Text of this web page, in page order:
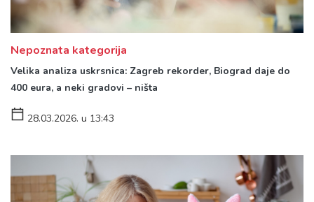
Nepoznata kategorija
Velika analiza uskrsnica: Zagreb rekorder, Biograd daje do
400 eura, a neki gradovi – ništa
28.03.2026. u 13:43